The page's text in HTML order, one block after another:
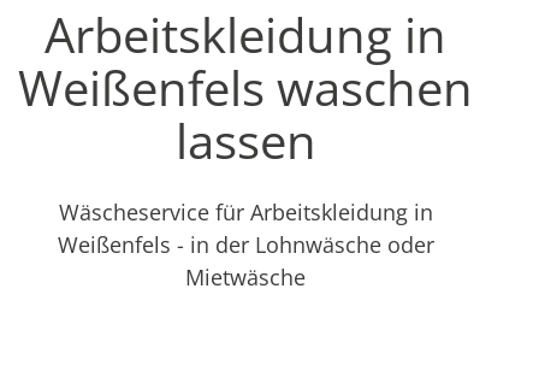
Arbeitskleidung in
Weißenfels waschen
lassen
Wäscheservice für Arbeitskleidung in
Weißenfels - in der Lohnwäsche oder
Mietwäsche